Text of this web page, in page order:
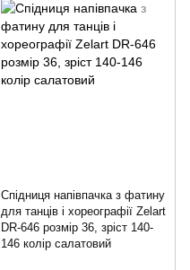
Спідниця напівпачка з фатину
для танців і хореографії Zelart
DR-646 розмір 36, зріст 140-
146 колір салатовий